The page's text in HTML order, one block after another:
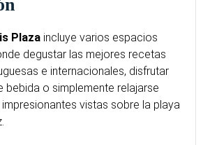
Plaza incluye varios espacios
degustar las mejores recetas
e internacionales, disfrutar
bebida o simplemente relajarse
vistas sobre la playa